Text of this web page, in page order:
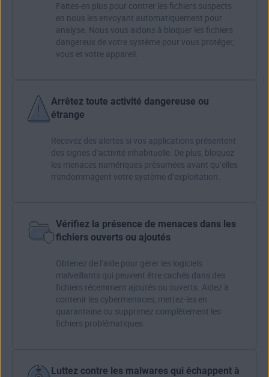
Faites-en plus pour contrer les fichiers suspects
en nous les envoyant automatiquement pour
analyse. Nous vous aidons à bloquer les fichiers
dangereux de votre système pour vous protéger,
vous et votre appareil.
Arrêtez toute activité dangereuse ou
étrange
Recevez des alertes si vos applications présentent
des signes d’activité inhabituelle. De plus, bloquez
les menaces numériques présumées avant qu’elles
n’endommagent votre système d’exploitation.
Vérifiez la présence de menaces dans les
fichiers ouverts ou ajoutés
Obtenez de l’aide pour gérer les logiciels
malveillants qui peuvent être cachés dans des
fichiers récemment ajoutés ou ouverts. Aidez à
contenir les cybermenaces, mettez-les en
quarantaine ou supprimez complètement les
fichiers problématiques.
Luttez contre les malwares qui échappent à